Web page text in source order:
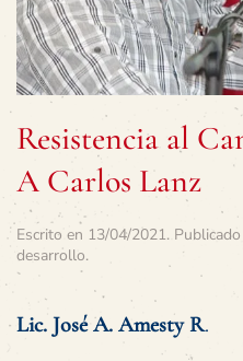
Resistencia al
A Carlos Lanz
Escrito en 13/04/2021.
desarrollo.
Lic. José A. Amesty R.